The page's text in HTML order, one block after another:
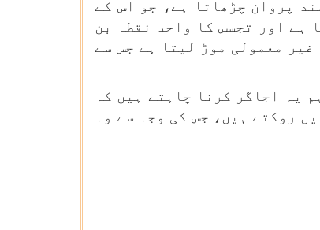
پروان چڑھاتا ہے، جو اس کے
ہے اور تجسس کا واحد نقطہ بن
معمولی موڑ لیتا ہے جس سے
یہ اجاگر کرنا چاہتے ہیں کہ
روکتے ہیں، جس کی وجہ سے وہ